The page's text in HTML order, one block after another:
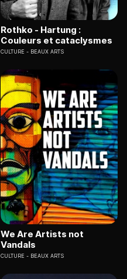
Rothko - Hartung :
Couleurs et cataclysmes
CULTURE BEAUX ARTS
We Are Artists not
Vandals
CULTURE BEAUX ARTS